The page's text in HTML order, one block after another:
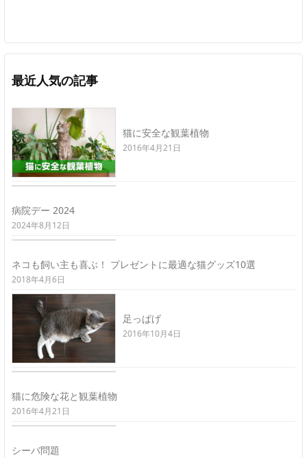
最近人気の記事
猫に安全な観葉植物
2016年4月21日
病院デー 2024
2024年8月12日
ネコも飼い主も喜ぶ！ プレゼントに最適な猫グッズ10選
2018年4月6日
足っぱげ
2016年10月4日
猫に危険な花と観葉植物
2016年4月21日
シーバ問題